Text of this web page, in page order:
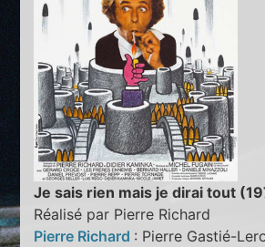
Je sais rien mais je dirai tout
Réalisé par Pierre Richard
Pierre Richard : Pierre Gastié-